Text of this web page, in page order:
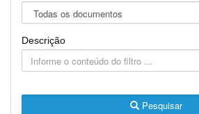
Descrição
Pesquisar